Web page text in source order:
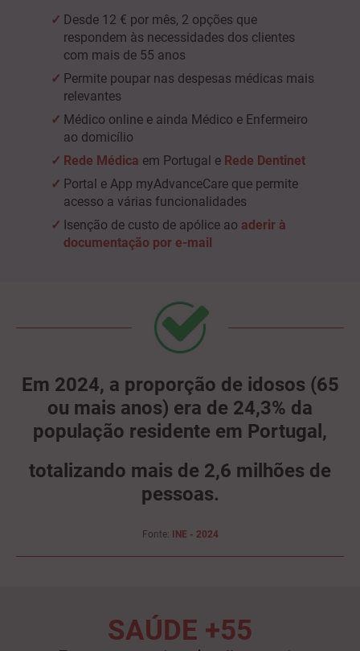
Desde 12 € por mês, 2 opções que
respondem às necessidades dos clientes
com mais de 55 anos
Permite poupar nas despesas médicas mais
relevantes
Médico online e ainda Médico e Enfermeiro
ao domicílio
Rede Médica em Portugal e Rede Dentinet
Portal e App myAdvanceCare que permite
acesso a várias funcionalidades
Isenção de custo de apólice ao aderir à
documentação por e-mail
Em 2024, a proporção de idosos (65
ou mais anos) era de 24,3% da
população residente em Portugal,
totalizando mais de 2,6 milhões de
pessoas.
Fonte: INE - 2024
SAÚDE +55